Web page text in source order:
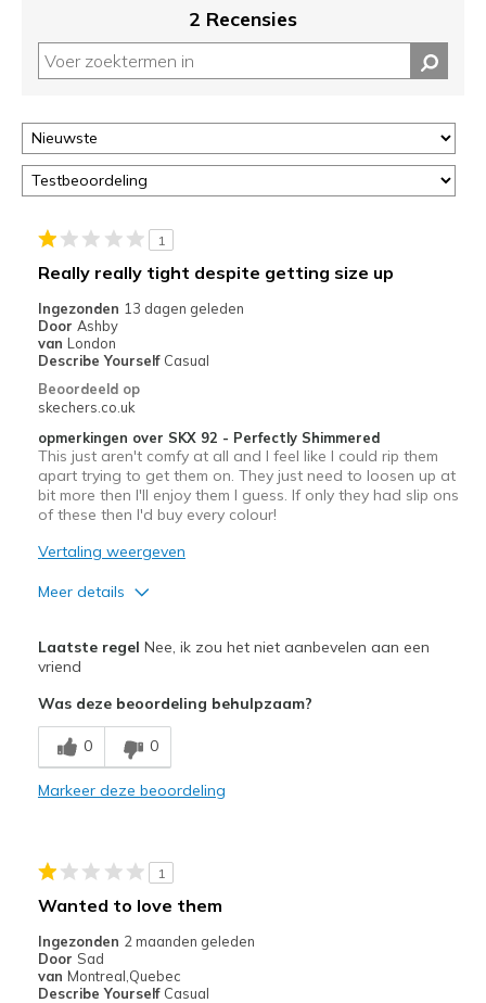
2 Recensies
1
Really really tight despite getting size up
Ingezonden 13 dagen geleden
Door Ashby
van London
Describe Yourself Casual
Beoordeeld op
skechers.co.uk
opmerkingen over SKX 92 - Perfectly Shimmered
This just aren't comfy at all and I feel like I could rip them
apart trying to get them on. They just need to loosen up at
bit more then I'll enjoy them I guess. If only they had slip ons
of these then I'd buy every colour!
Vertaling weergeven
Meer details
Attractive Design
Stylish
Minpunten
Need Break In
Casual Wear
Width
Feels too narrow
Sizing
Feels full size too small
View On Shoes
Laatste regel Nee, ik zou het niet aanbevelen aan een
vriend
Was deze beoordeling behulpzaam?
0 0
Markeer deze beoordeling
1
Wanted to love them
Ingezonden 2 maanden geleden
Door Sad
van Montreal,Quebec
Describe Yourself Casual